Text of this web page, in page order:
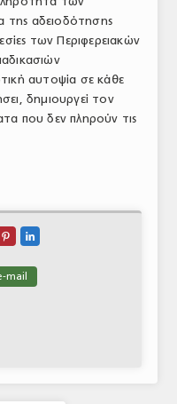
της αδειοδότησης
των Περιφερειακών
αυτοψία σε κάθε
δημιουργεί τον
που δεν πληρούν τις
 
mail